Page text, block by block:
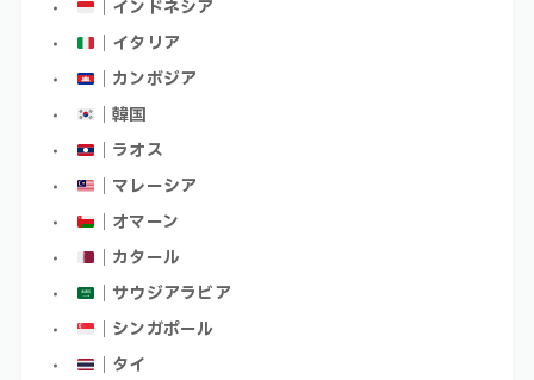
｜インドネシア
｜イタリア
｜カンボジア
｜韓国
｜ラオス
｜マレーシア
｜オマーン
｜カタール
｜サウジアラビア
｜シンガポール
｜タイ